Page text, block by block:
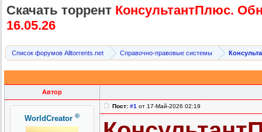
Скачать торрент КонсультантПлюс.
16.05.26
Список форумов Alltorrents.net Справочно-правовые системы
Автор
WorldCreator ®
Пост: #1 от 17-Май-2026 02:19